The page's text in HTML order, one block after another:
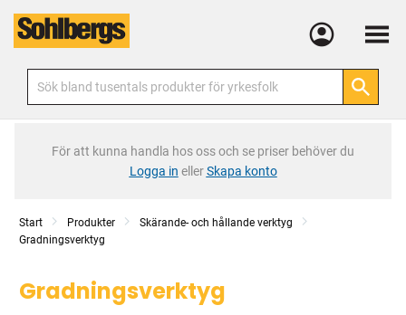
Meny
För att kunna handla hos oss och se priser behöver du
Logga in ellerSkapa konto
Start Produkter
Skärande- och hållande verktyg
Gradningsverktyg
Gradningsverktyg